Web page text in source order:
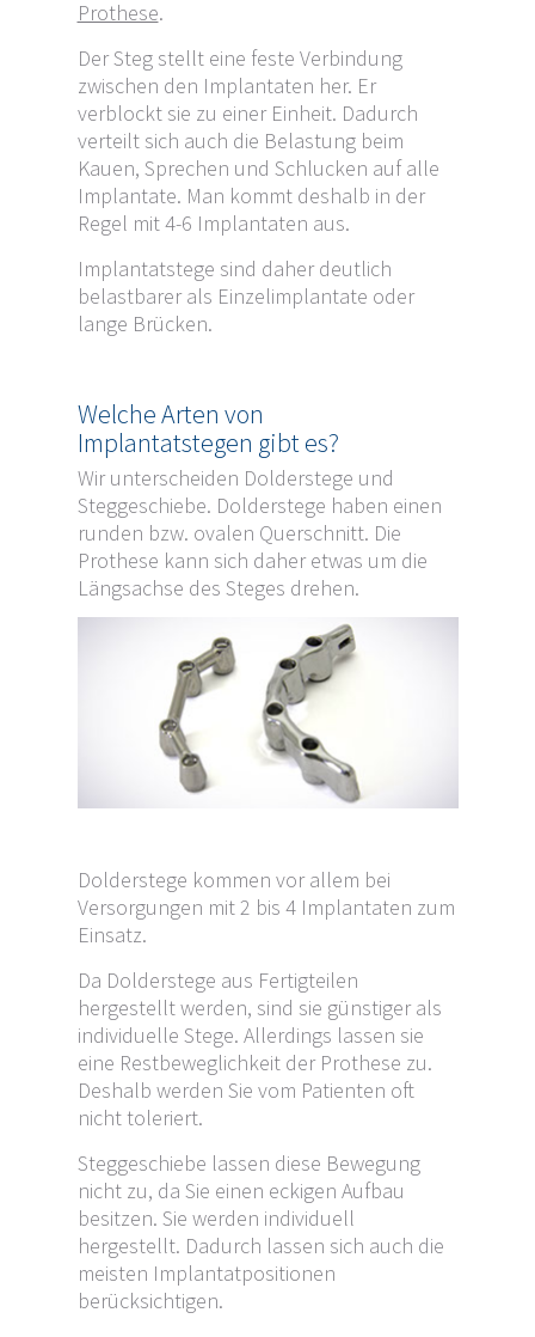
Prothese.
Der Steg stellt eine feste Verbindung
zwischen den Implantaten her. Er
verblockt sie zu einer Einheit. Dadurch
verteilt sich auch die Belastung beim
Kauen, Sprechen und Schlucken auf alle
Implantate. Man kommt deshalb in der
Regel mit 4-6 Implantaten aus.
Implantatstege sind daher deutlich
belastbarer als Einzelimplantate oder
lange Brücken.
Welche Arten von
Implantatstegen gibt es?
Wir unterscheiden Dolderstege und
Steggeschiebe. Dolderstege haben einen
runden bzw. ovalen Querschnitt. Die
Prothese kann sich daher etwas um die
Längsachse des Steges drehen.
Dolderstege kommen vor allem bei
Versorgungen mit 2 bis 4 Implantaten zum
Einsatz.
Da Dolderstege aus Fertigteilen
hergestellt werden, sind sie günstiger als
individuelle Stege. Allerdings lassen sie
eine Restbeweglichkeit der Prothese zu.
Deshalb werden Sie vom Patienten oft
nicht toleriert.
Steggeschiebe lassen diese Bewegung
nicht zu, da Sie einen eckigen Aufbau
besitzen. Sie werden individuell
hergestellt. Dadurch lassen sich auch die
meisten Implantatpositionen
berücksichtigen.